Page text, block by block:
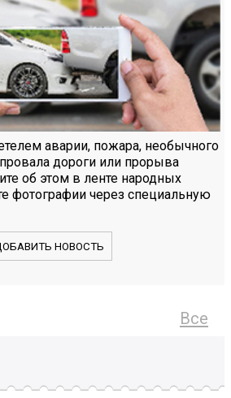
аварии, пожара, необычного
дороги или прорыва
об этом в ленте народных
фотографии через специальную
НОВОСТЬ
Все